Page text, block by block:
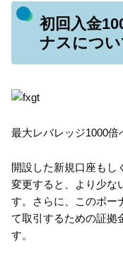
初回入金
ナスについ
最大レバレッジ1000倍
開設した新規口座もし
変更すると、より少な
す。さらに、このボー
て取引するための証拠
す。